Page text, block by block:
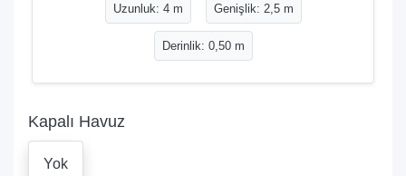
Uzunluk: 4 m Genişlik: 2,5 m
Derinlik: 0,50 m
Kapalı Havuz
Yok